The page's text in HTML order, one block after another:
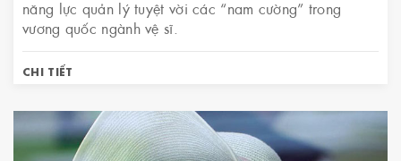
năng lực quản lý tuyệt vời các “nam cường” trong
vương quốc ngành vệ sĩ.
CHI TIẾT